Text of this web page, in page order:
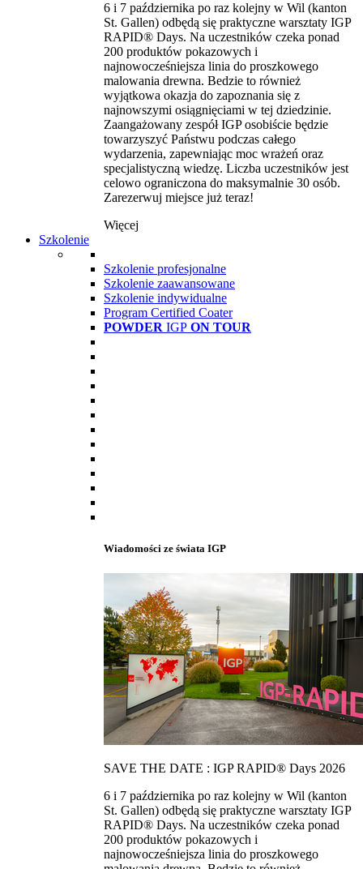
6 i 7 października po raz kolejny w Wil (kanton
St. Gallen) odbędą się praktyczne warsztaty IGP
RAPID® Days. Na uczestników czeka ponad
200 produktów pokazowych i
najnowocześniejsza linia do proszkowego
malowania drewna. Bedzie to również
wyjątkowa okazja do zapoznania się z
najnowszymi osiągnięciami w tej dziedzinie.
Zaangażowany zespół IGP osobiście będzie
towarzyszyć Państwu podczas całego
wydarzenia, zapewniając moc wrażeń oraz
specjalistyczną wiedzę. Liczba uczestników jest
celowo ograniczona do maksymalnie 30 osób.
Zarezerwuj miejsce już teraz!
Więcej
Szkolenie
Szkolenie profesjonalne
Szkolenie zaawansowane
Szkolenie indywidualne
Program Certified Coater
POWDER IGP ON TOUR
Wiadomości ze świata IGP
SAVE THE DATE : IGP RAPID® Days 2026
6 i 7 października po raz kolejny w Wil (kanton
St. Gallen) odbędą się praktyczne warsztaty IGP
RAPID® Days. Na uczestników czeka ponad
200 produktów pokazowych i
najnowocześniejsza linia do proszkowego